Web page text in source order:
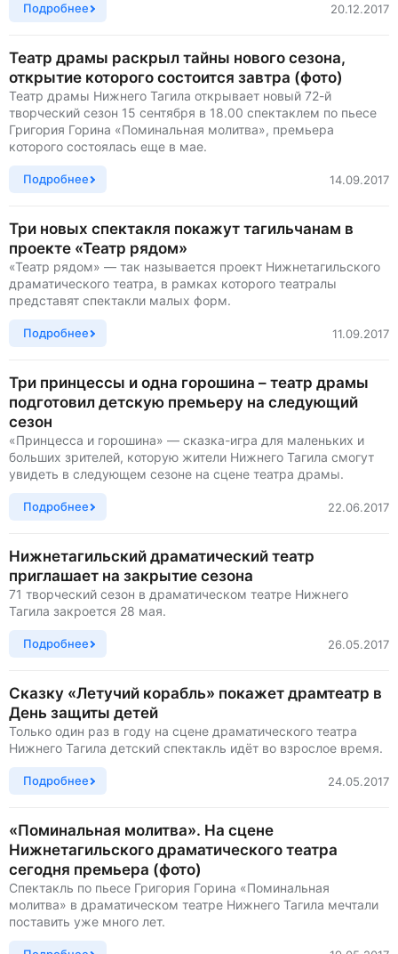
Подробнее 20.12.2017
Театр драмы раскрыл тайны нового сезона,
открытие которого состоится завтра (фото)
Театр драмы Нижнего Тагила открывает новый 72-й
творческий сезон 15 сентября в 18.00 спектаклем по пьесе
Григория Горина «Поминальная молитва», премьера
которого состоялась еще в мае.
Подробнее 14.09.2017
Три новых спектакля покажут тагильчанам в
проекте «Театр рядом»
«Театр рядом» — так называется проект Нижнетагильского
драматического театра, в рамках которого театралы
представят спектакли малых форм.
Подробнее 11.09.2017
Три принцессы и одна горошина – театр драмы
подготовил детскую премьеру на следующий
сезон
«Принцесса и горошина» — сказка-игра для маленьких и
больших зрителей, которую жители Нижнего Тагила смогут
увидеть в следующем сезоне на сцене театра драмы.
Подробнее 22.06.2017
Нижнетагильский драматический театр
приглашает на закрытие сезона
71 творческий сезон в драматическом театре Нижнего
Тагила закроется 28 мая.
Подробнее 26.05.2017
Сказку «Летучий корабль» покажет драмтеатр в
День защиты детей
Только один раз в году на сцене драматического театра
Нижнего Тагила детский спектакль идёт во взрослое время.
Подробнее 24.05.2017
«Поминальная молитва». На сцене
Нижнетагильского драматического театра
сегодня премьера (фото)
Спектакль по пьесе Григория Горина «Поминальная
молитва» в драматическом театре Нижнего Тагила мечтали
поставить уже много лет.